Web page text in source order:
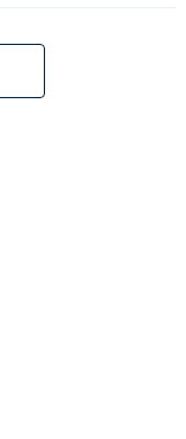
たため」（北海
出る印象があま